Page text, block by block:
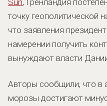
точку геополитической
что заявления
намерении получить
вынуждают власти
Авторы сообщили, что в
морозы достигают